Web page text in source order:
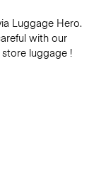
Luggage Hero.
with our
luggage !